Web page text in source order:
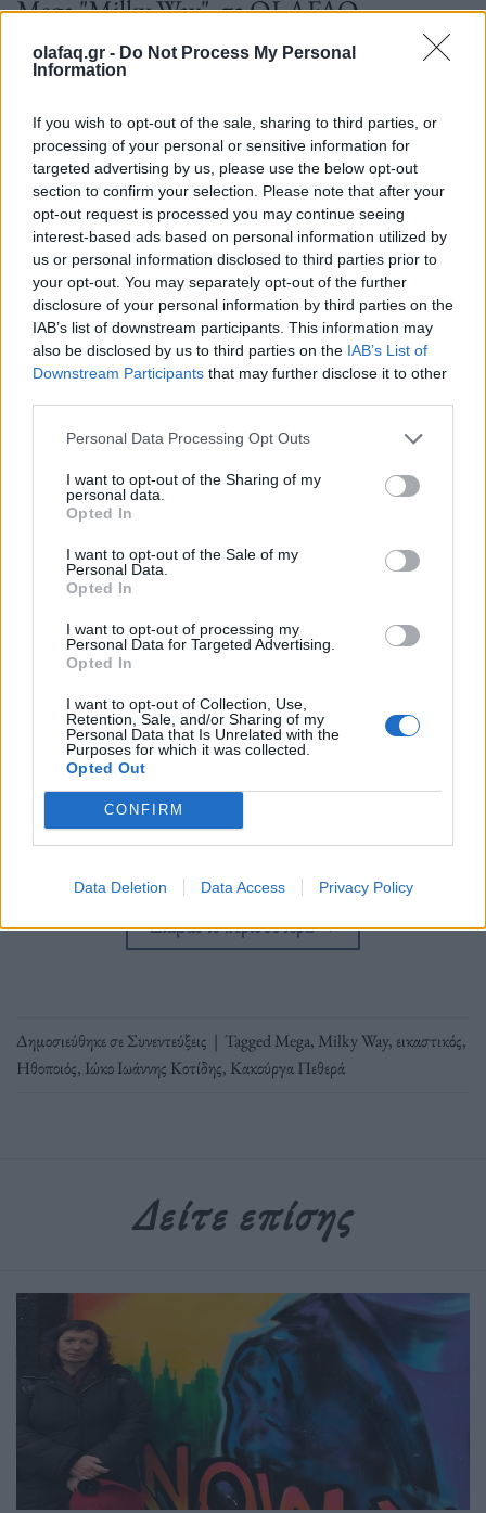
olafaq.gr - Do Not Process My Personal
Information
If you wish to opt-out of the sale, sharing to third parties, or
processing of your personal or sensitive information for
targeted advertising by us, please use the below opt-out
section to confirm your selection. Please note that after your
opt-out request is processed you may continue seeing
interest-based ads based on personal information utilized by
us or personal information disclosed to third parties prior to
your opt-out. You may separately opt-out of the further
disclosure of your personal information by third parties on the
IAB’s list of downstream participants. This information may
also be disclosed by us to third parties on the IAB’s List of
Downstream Participants that may further disclose it to other
Personal Data Processing Opt Outs
I want to opt-out of the Sharing of my
personal data.
Opted In
I want to opt-out of the Sale of my
Personal Data.
Opted In
I want to opt-out of processing my
Personal Data for Targeted Advertising.
Opted In
I want to opt-out of Collection, Use,
Retention, Sale, and/or Sharing of my
Personal Data that Is Unrelated with the
Purposes for which it was collected.
Opted Out
CONFIRM
Data Deletion Data Access Privacy Policy
Mega "Milky Way", το OLAFAQ
συνάντησε τον ηθοποιό και εικαστικό και
μίλησε μαζί του για την αδικία, την
πατριαρχία και τα όνειρα που κυνηγάει.
25.10.2023
Με αφορμή τη νέα τηλεοπτική σειρά του Mega
“Milky Way”, το OLAFAQ συνάντησε τον ηθοποιό
και εικαστικό και μίλησε μαζί του για την αδικία, την
Διαβάστε περισσότερα→
Δημοσιεύθηκε σεΣυνεντεύξεις | TaggedMega, Milky Way, εικαστικός,
Ηθοποιός, Ιώκο Ιωάννης Κοτίδης, Κακούργα Πεθερά
Δείτε επίσης